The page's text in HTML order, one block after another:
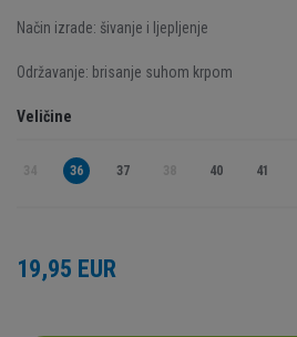
Način izrade: šivanje i ljepljenje
Održavanje: brisanje suhom krpom
Veličine
36 37 40 41
19,95 EUR